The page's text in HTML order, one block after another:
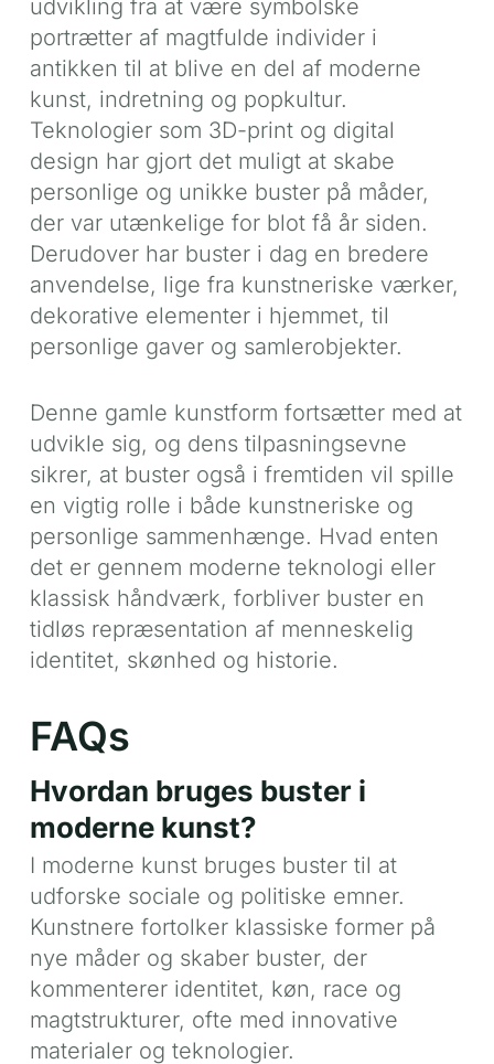
udvikling fra at være symbolske
portrætter af magtfulde individer i
antikken til at blive en del af moderne
kunst, indretning og popkultur.
Teknologier som 3D-print og digital
design har gjort det muligt at skabe
personlige og unikke buster på måder,
der var utænkelige for blot få år siden.
Derudover har buster i dag en bredere
anvendelse, lige fra kunstneriske værker,
dekorative elementer i hjemmet, til
personlige gaver og samlerobjekter.
Denne gamle kunstform fortsætter med at
udvikle sig, og dens tilpasningsevne
sikrer, at buster også i fremtiden vil spille
en vigtig rolle i både kunstneriske og
personlige sammenhænge. Hvad enten
det er gennem moderne teknologi eller
klassisk håndværk, forbliver buster en
tidløs repræsentation af menneskelig
identitet, skønhed og historie.
FAQs
Hvordan bruges buster i
moderne kunst?
I moderne kunst bruges buster til at
udforske sociale og politiske emner.
Kunstnere fortolker klassiske former på
nye måder og skaber buster, der
kommenterer identitet, køn, race og
magtstrukturer, ofte med innovative
materialer og teknologier.